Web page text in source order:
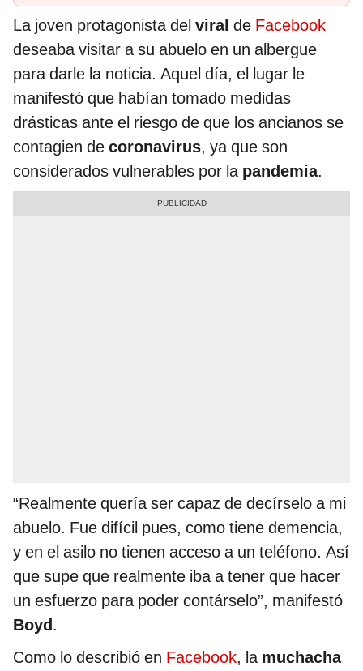
La joven protagonista del viral de Facebook
deseaba visitar a su abuelo en un albergue
para darle la noticia. Aquel día, el lugar le
manifestó que habían tomado medidas
drásticas ante el riesgo de que los ancianos se
contagien de coronavirus, ya que son
considerados vulnerables por la pandemia.
“Realmente quería ser capaz de decírselo a mi
abuelo. Fue difícil pues, como tiene demencia,
y en el asilo no tienen acceso a un teléfono. Así
que supe que realmente iba a tener que hacer
un esfuerzo para poder contárselo”, manifestó
Boyd.
Como lo describió en Facebook, la muchacha